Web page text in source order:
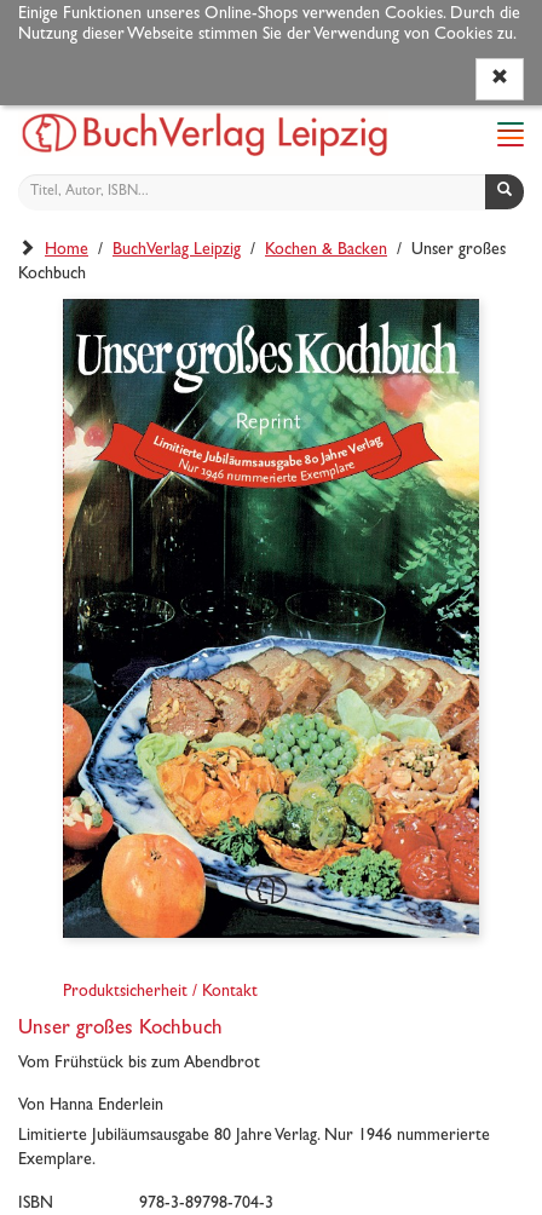
Einige Funktionen unseres Online-Shops verwenden Cookies. Durch die
Nutzung dieser Webseite stimmen Sie der Verwendung von Cookies zu.
Home / BuchVerlag Leipzig / Kochen & Backen / Unser großes
Kochbuch
Produktsicherheit / Kontakt
Unser großes Kochbuch
Vom Frühstück bis zum Abendbrot
Von Hanna Enderlein
Limitierte Jubiläumsausgabe 80 Jahre Verlag. Nur 1946 nummerierte
Exemplare.
ISBN
978-3-89798-704-3